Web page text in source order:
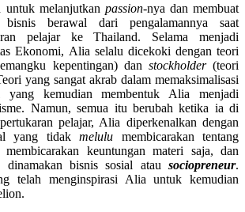
melanjutkan passion-nya dan membuat
bisnis berawal dari pengalamannya saat
pelajar ke Thailand. Selama menjadi
Ekonomi, Alia selalu dicekoki dengan teori
kepentingan) dan stockholder(teori
yang sangat akrab dalam memaksimalisasi
yang kemudian membentuk Alia menjadi
Namun, semua itu berubah ketika ia di
pelajar, Alia diperkenalkan dengan
yang tidakmelulu membicarakan tentang
keuntungan materi saja, dan
bisnis sosial atau sociopreneur.
telah menginspirasi Alia untuk kemudian